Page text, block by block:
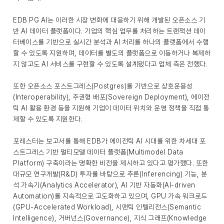
EDB PG AI는 이러한 시장 변화에 대응하기 위해 개발된 오픈소스 기
반 AI 데이터 플랫폼이다. 기업의 핵심 업무를 처리하는 트랜잭션 데이
터베이스를 기반으로 실시간 분석과 AI 처리를 하나의 플랫폼에서 수행
할 수 있도록 지원하며, 데이터를 별도의 플랫폼으로 이동하거나 복제하
지 않고도 AI 서비스를 구현할 수 있도록 설계됐다고 업체 측은 전했다.
또한 오픈소스 포스트그레스(Postgres)를 기반으로 상호운용성
(Interoperability), 주권형 배포(Sovereign Deployment), 에이전
틱 AI 활용 환경 등을 지원해 기업이 데이터 위치와 운영 정책을 직접 통
제할 수 있도록 지원한다.
포레스터는 보고서를 통해 EDB가 에이전틱 AI 시대를 위한 차세대 포
스트그레스 기반 멀티모델 데이터 플랫폼(Multimodel Data
Platform) 구축이라는 명확한 비전을 제시하고 있다고 평가했다. 또한
대규모 연구개발(R&D) 투자를 바탕으로 추론(Inferencing) 기능, 분
석 가속기(Analytics Accelerator), AI 기반 자동화(AI-driven
Automation)를 지속적으로 고도화하고 있으며, GPU 가속 워크로드
(GPU-Accelerated Workload), 시맨틱 인텔리전스(Semantic
Intelligence), 거버넌스(Governance), 지식 그래프(Knowledge